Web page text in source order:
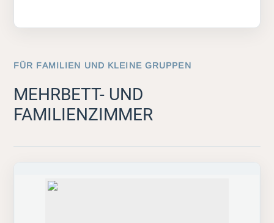
FÜR FAMILIEN UND KLEINE GRUPPEN
MEHRBETT- UND
FAMILIENZIMMER